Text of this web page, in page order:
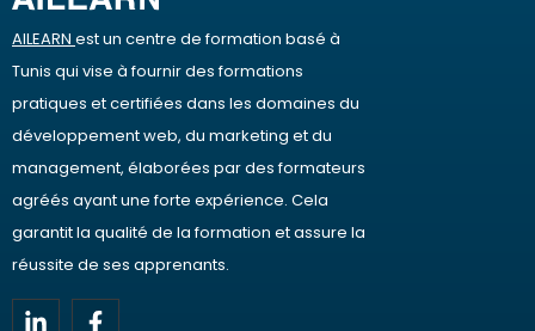
AILEARN est un centre de formation basé à
Tunis qui vise à fournir des formations
pratiques et certifiées dans les domaines du
développement web, du marketing et du
management, élaborées par des formateurs
agréés ayant une forte expérience. Cela
garantit la qualité de la formation et assure la
réussite de ses apprenants.